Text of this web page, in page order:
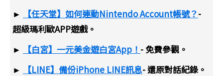
►
【任天堂】如何連動Nintendo Account帳號？-
超級瑪利歐APP遊戲。
►
【白宮】一元美金遊白宮App！ - 免費參觀。
►
【LINE】備份iPhone LINE訊息- 還原對話紀錄。